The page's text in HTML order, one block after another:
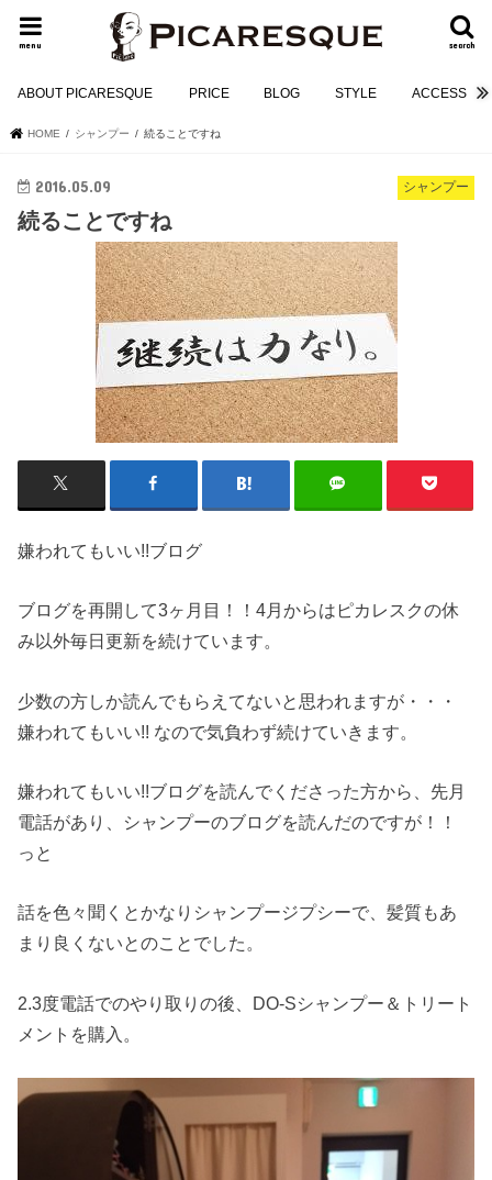
search
menu
ABOUT PICARESQUE PRICE BLOG STYLE ACCESS
HOME シャンプー 続ることですね
シャンプー
2016.05.09
続ることですね
嫌われてもいい!!ブログ
ブログを再開して3ヶ月目！！4月からはピカレスクの休
み以外毎日更新を続けています。
少数の方しか読んでもらえてないと思われますが・・・
嫌われてもいい!! なので気負わず続けていきます。
嫌われてもいい!!ブログを読んでくださった方から、先月
電話があり、シャンプーのブログを読んだのですが！！
っと
話を色々聞くとかなりシャンプージプシーで、髪質もあ
まり良くないとのことでした。
2.3度電話でのやり取りの後、DO-Sシャンプー＆トリート
メントを購入。